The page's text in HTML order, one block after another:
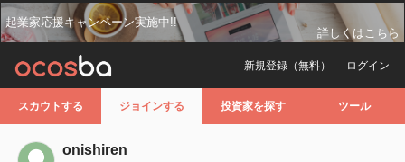
起業家応援キャンペーン実施中!!
詳しくはこちら
ログイン
新規登録（無料）
スカウトする ジョインする 投資家を探す ツール
onishiren